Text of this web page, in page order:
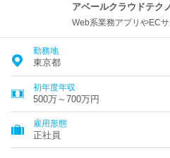
アベールクラウドテク
Web系業務アプリやEC
勤務地
東京都
初年度年収
500万～700万円
雇用形態
正社員